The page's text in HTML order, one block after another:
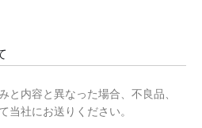
と内容と異なった場合、不良品、
当社にお送りください。